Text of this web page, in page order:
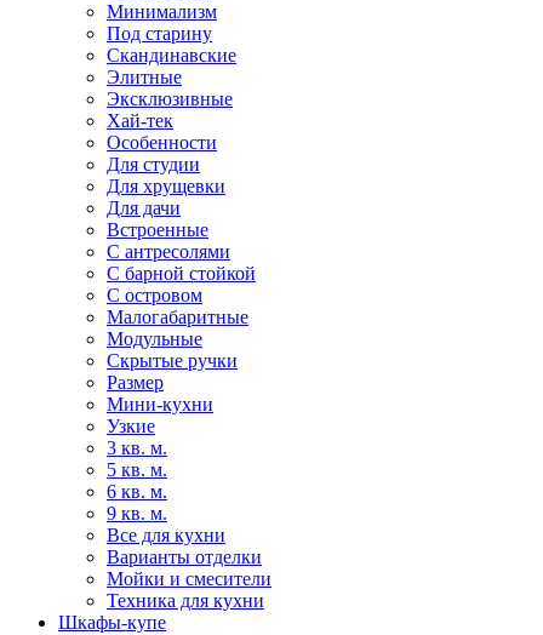
Минимализм
Под старину
Скандинавские
Элитные
Эксклюзивные
Хай-тек
Особенности
Для студии
Для хрущевки
Для дачи
Встроенные
С антресолями
С барной стойкой
С островом
Малогабаритные
Модульные
Скрытые ручки
Размер
Мини-кухни
Узкие
3 кв. м.
5 кв. м.
6 кв. м.
9 кв. м.
Все для кухни
Варианты отделки
Мойки и смесители
Техника для кухни
Шкафы-купе